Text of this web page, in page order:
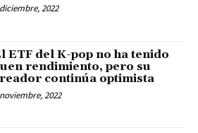
2022
ETF del K-pop no ha tenido
rendimiento, pero su
continúa optimista
2022